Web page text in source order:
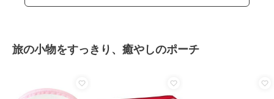
旅の小物をすっきり、癒やしのポーチ